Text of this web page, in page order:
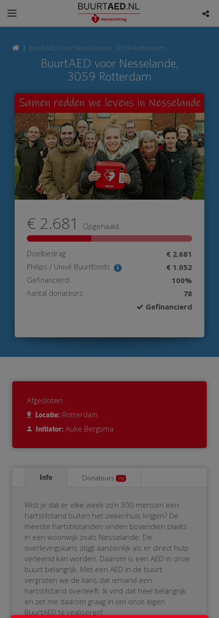
BuurtAED voor Nesselande, 3059 Rotterdam
BuurtAED voor Nesselande,
3059 Rotterdam
€ 2.681 Opgehaald
Doelbedrag € 2.681
Philips / Univé Buurtfonds € 1.052
Gefinancierd 100%
Aantal donateurs
78
Gefinancierd
Afgesloten
Locatie: Rotterdam
Initiator: Auke Bergsma
Info Donateurs 78
Wist je dat er elke week zo’n 300 mensen een
hartstilstand buiten het ziekenhuis krijgen? De
meeste hartstilstanden vinden bovendien plaats
in een woonwijk zoals Nesselande. De
overlevingskans stijgt aanzienlijk als er direct hulp
verleend kan worden. Daarom is een AED in onze
buurt belangrijk. Met een AED in de buurt
vergroten we de kans dat iemand een
hartstilstand overleeft. Ik vind dat heel belangrijk
en zet me daarom graag in om onze eigen
BuurtAED te realiseren!